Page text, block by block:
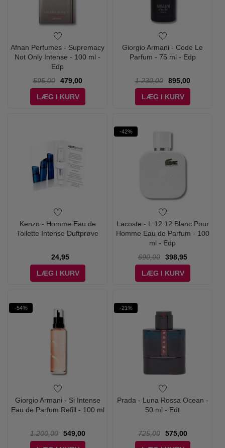
Afnan Perfumes - Supremacy
Not Only Intense - 100 ml -
Edp
595,00
479,00
LÆG I KURV
Giorgio Armani - Code Le
Parfum - 75 ml - Edp
1.230,00
895,00
LÆG I KURV
Kenzo - Homme Eau de
Toilette Intense Duftprøve
24,95
LÆG I KURV
-42%
Lacoste - L.12.12 Blanc Pour
Homme Eau de Parfum - 100
ml - Edp
690,00
398,95
LÆG I KURV
-54%
Giorgio Armani - Si Intense
Eau de Parfum Refill - 100 ml
1.200,00
549,00
-21%
Prada - Luna Rossa Ocean -
50 ml - Edt
725,00
575,00